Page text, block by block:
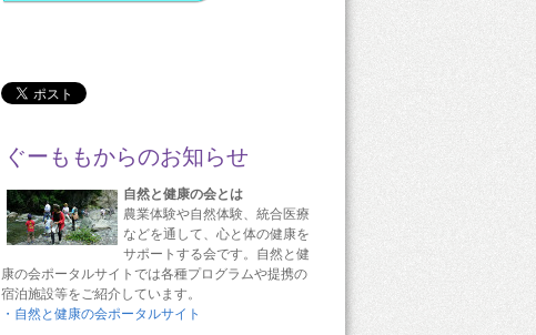
ぐーももからのお知らせ
自然と健康の会とは
農業体験や自然体験、統合医療
などを通して、心と体の健康を
サポートする会です。自然と健
康の会ポータルサイトでは各種プログラムや提携の
宿泊施設等をご紹介しています。
・自然と健康の会ポータルサイト